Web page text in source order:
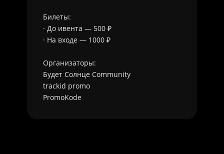
Билеты:
· До ивента — 500 ₽
· На входе — 1000 ₽
Организаторы:
Будет Солнце Community
trackid promo
PromoKode